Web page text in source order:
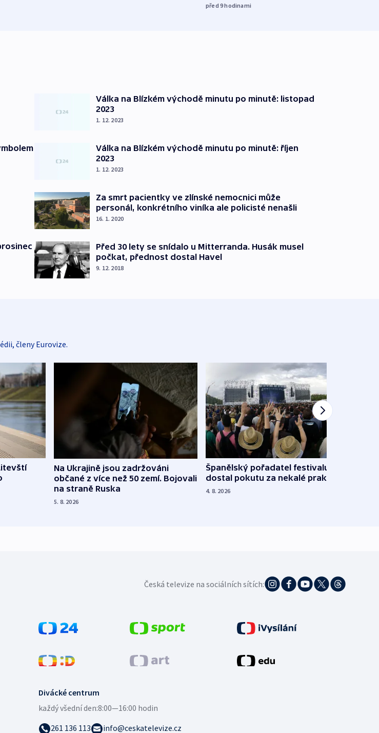
před 9hodinami
Válka na Blízkém východě minutu po minutě: listopad
2023
1. 12. 2023
Válka na Blízkém východě minutu po minutě: říjen
2023
1. 12. 2023
Za smrt pacientky ve zlínské nemocnici může
personál, konkrétního viníka ale policisté nenašli
16. 1. 2020
Před 30 lety se snídalo u Mitterranda. Husák musel
počkat, přednost dostal Havel
9. 12. 2018
členy Eurovize.
Na Ukrajině jsou zadržováni
občané z více než 50 zemí. Bojovali
na straně Ruska
5. 8. 2026
Španělský pořadatel festivalu
dostal pokutu za nekalé praktiky
4. 8. 2026
Česká televize na sociálních sítích:
Divácké centrum
každý všední den:8:00—16:00 hodin
261 136 113
info@ceskatelevize.cz